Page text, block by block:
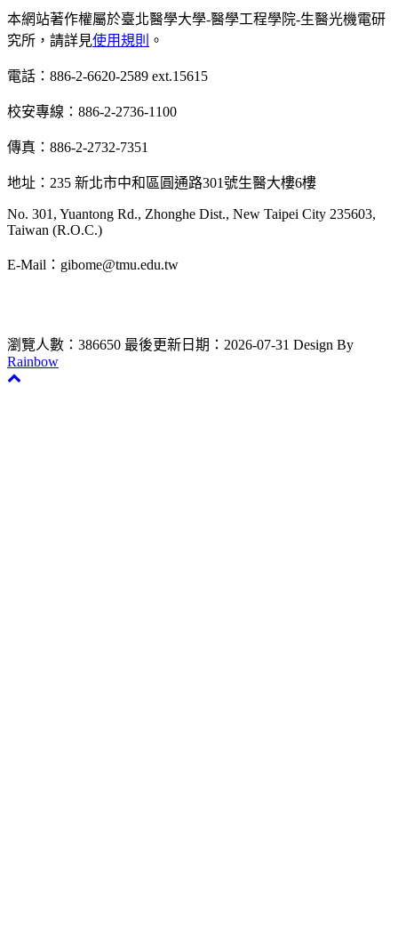
本網站著作權屬於臺北醫學大學-醫學工程學院-生醫光機電研
究所，請詳見使用規則 。
電話：886-2-6620-2589 ext.15615
校安專線：886-2-2736-1100
傳真：886-2-2732-7351
地址：235 新北市中和區圓通路301號生醫大樓6樓
No. 301, Yuantong Rd., Zhonghe Dist., New Taipei City 235603,
Taiwan (R.O.C.)
E-Mail：gibome@tmu.edu.tw
瀏覽人數：386650 最後更新日期：2026-07-31 Design By
Rainbow